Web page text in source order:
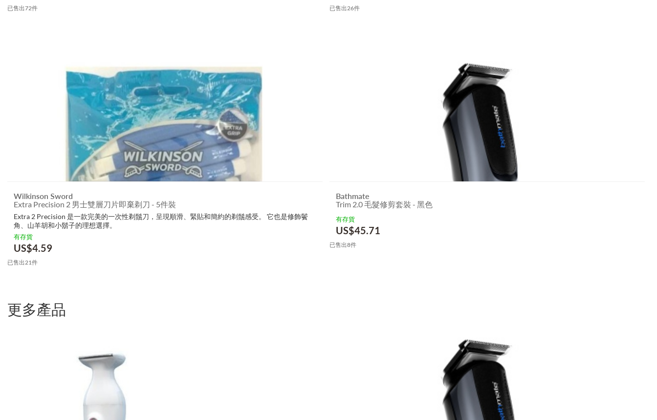
已售出72件 已售出26件
Wilkinson Sword
Extra Precision 2 男士雙層刀片即棄剃刀 - 5件裝
Extra 2 Precision 是一款完美的一次性剃鬚刀，呈現順滑、緊貼和簡約的剃鬚感受。 它也是修飾鬢
角、山羊胡和小鬍子的理想選擇。
有存貨
US$4.59
已售出21件
Bathmate
Trim 2.0 毛髮修剪套裝 - 黑色
有存貨
US$45.71
已售出8件
更多產品